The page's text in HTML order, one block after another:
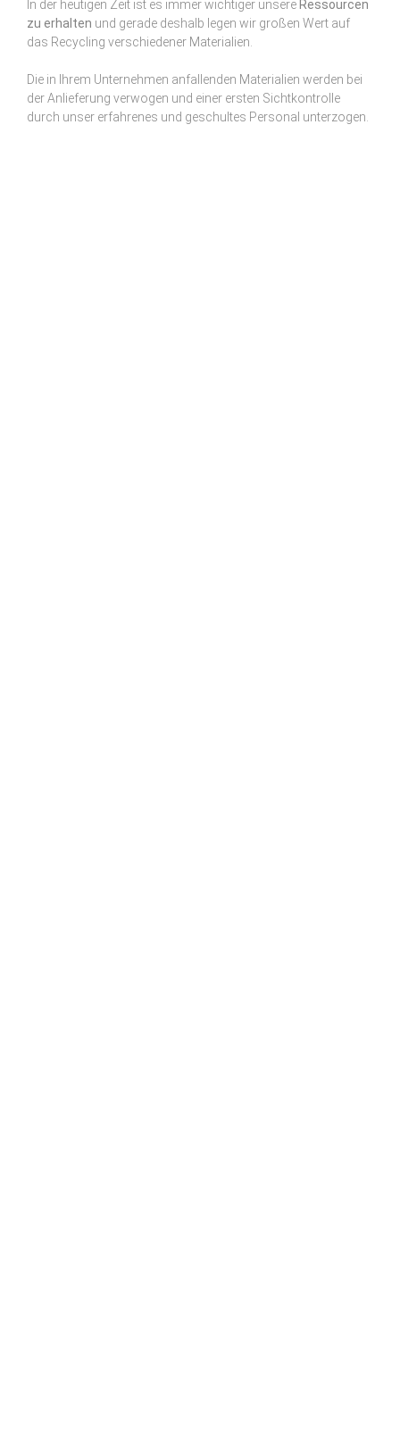
In der heutigen Zeit ist es immer wichtiger unsere Ressourcen
zu erhalten und gerade deshalb legen wir großen Wert auf
das Recycling verschiedener Materialien.
Die in Ihrem Unternehmen anfallenden Materialien werden bei
der Anlieferung verwogen und einer ersten Sichtkontrolle
durch unser erfahrenes und geschultes Personal unterzogen.